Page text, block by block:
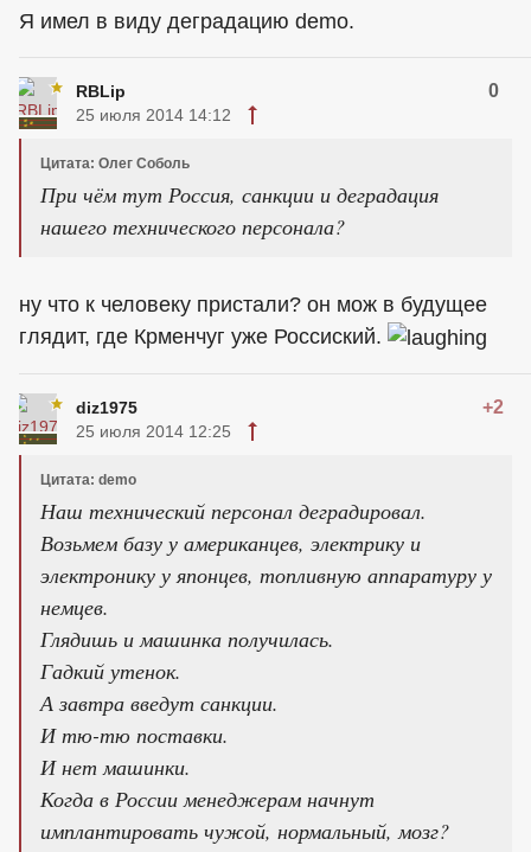
Я имел в виду деградацию demo.
RBLip 0
25 июля 2014 14:12
Цитата: Олег Соболь
При чём тут Россия, санкции и деградация
нашего технического персонала?
ну что к человеку пристали? он мож в будущее
глядит, где Крменчуг уже Россиский.
diz1975 +2
25 июля 2014 12:25
Цитата: demo
Наш технический персонал деградировал.
Возьмем базу у американцев, электрику и
электронику у японцев, топливную аппаратуру у
немцев.
Глядишь и машинка получилась.
Гадкий утенок.
А завтра введут санкции.
И тю-тю поставки.
И нет машинки.
Когда в России менеджерам начнут
имплантировать чужой, нормальный, мозг?